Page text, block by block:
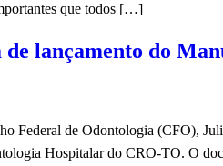
que todos […]
lançamento do
Federal de Odontologia (CFO),
Hospitalar do CRO-TO. O